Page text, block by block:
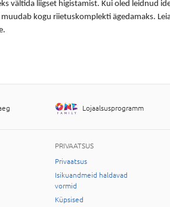
vältida liigset higistamist. Kui oled leidnud
kogu riietuskomplekti ägedamaks.
Lojaalsusprogramm
PRIVAATSUS
Privaatsus
Isikuandmeid haldavad
vormid
Küpsised